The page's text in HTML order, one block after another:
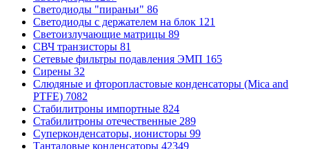
Светодиоды "пираньи" 86
Светодиоды с держателем на блок 121
Светоизлучающие матрицы 89
СВЧ транзисторы 81
Сетевые фильтры подавления ЭМП 165
Сирены 32
Слюдяные и фторопластовые конденсаторы (Mica and
PTFE) 7082
Стабилитроны импортные 824
Стабилитроны отечественные 289
Суперконденсаторы, ионисторы 99
Танталовые конденсаторы 42349